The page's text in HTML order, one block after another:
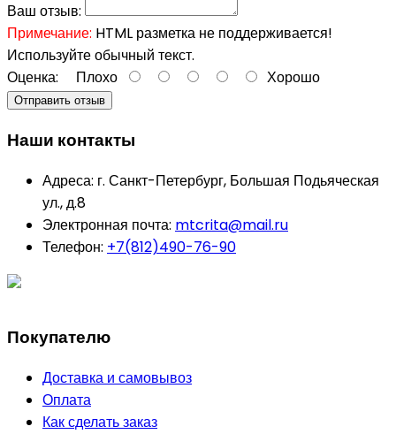
Ваш отзыв:
Примечание: HTML разметка не поддерживается!
Используйте обычный текст.
Оценка: Плохо Хорошо
Отправить отзыв
Наши контакты
Адреса: г. Санкт-Петербург, Большая Подьяческая
ул., д.8
Электронная почта: mtcrita@mail.ru
Телефон: +7(812)490-76-90
Покупателю
Доставка и самовывоз
Оплата
Как сделать заказ